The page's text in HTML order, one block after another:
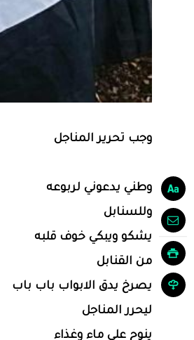
وجب تحرير المناجل
وطني يدعوني لربوعه
وللسنابل
يشكو ويبكي خوف قلبه
من القنابل
يصرخ يدق الابواب باب باب
ليحرر المناجل
ينوح على ماء وغذاء